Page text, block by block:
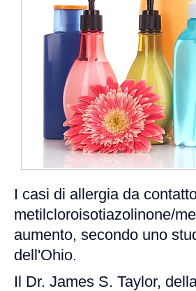
I casi di allergia da
metilcloroisotiazolinone/
aumento, secondo uno
dell'Ohio.
Il Dr. James S. Taylor,